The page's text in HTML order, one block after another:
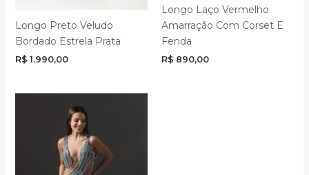
Longo Preto Veludo
Bordado Estrela Prata
R$ 1.990,00
Longo Laço Vermelho
Amarração Com Corset E
Fenda
R$ 890,00